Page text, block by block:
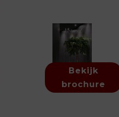
Bekijk
brochure